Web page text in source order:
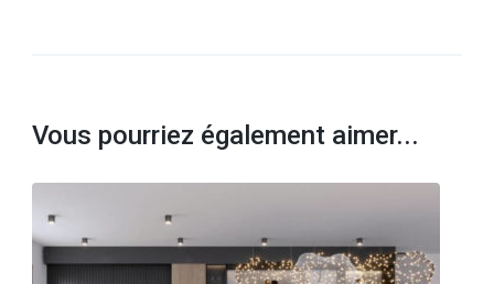
Vous pourriez également aimer...